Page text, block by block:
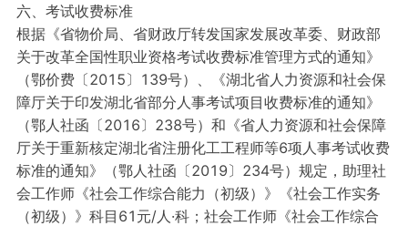
六、考试收费标准
根据《省物价局、省财政厅转发国家发展改革委、财政部
关于改革全国性职业资格考试收费标准管理方式的通知》
（鄂价费〔2015〕139号）、《湖北省人力资源和社会保
障厅关于印发湖北省部分人事考试项目收费标准的通知》
（鄂人社函〔2016〕238号）和《省人力资源和社会保障
厅关于重新核定湖北省注册化工工程师等6项人事考试收费
标准的通知》（鄂人社函〔2019〕234号）规定，助理社
会工作师《社会工作综合能力（初级）》《社会工作实务
（初级）》科目61元/人·科；社会工作师《社会工作综合